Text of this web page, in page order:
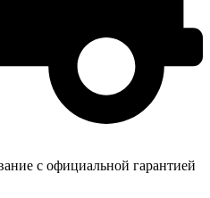
с официальной гарантией